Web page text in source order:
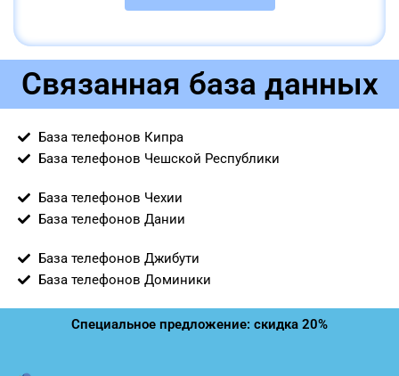
Связанная база данных
База телефонов Кипра
База телефонов Чешской Республики
База телефонов Чехии
База телефонов Дании
База телефонов Джибути
База телефонов Доминики
Специальное предложение: скидка 20%